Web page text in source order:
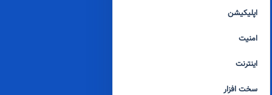
اپلیکیشن
امنیت
اینترنت
سخت افزار